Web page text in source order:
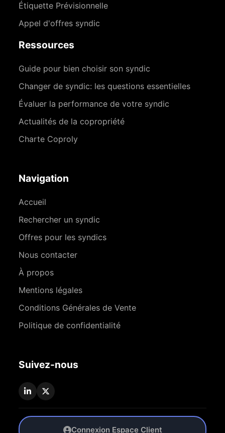
Étiquette Prévisionnelle
Appel d'offres syndic
Ressources
Guide pour bien choisir son syndic
Changer de syndic: les questions essentielles
Évaluer la performance de votre syndic
Actualités de la copropriété
Charte Coproly
Navigation
Accueil
Rechercher un syndic
Offres pour les syndics
Nous contacter
À propos
Mentions légales
Conditions Générales de Vente
Politique de confidentialité
Suivez-nous
Connexion Espace Client